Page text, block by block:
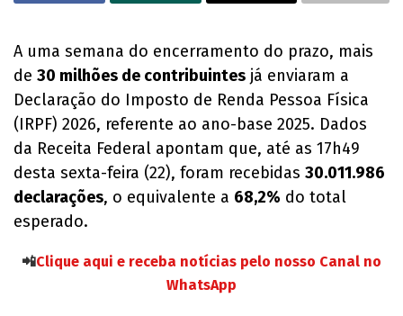
A uma semana do encerramento do prazo, mais
de 30 milhões de contribuintes já enviaram a
Declaração do Imposto de Renda Pessoa Física
(IRPF) 2026, referente ao ano-base 2025. Dados
da Receita Federal apontam que, até as 17h49
desta sexta-feira (22), foram recebidas 30.011.986
declarações, o equivalente a 68,2% do total
esperado.
📲Clique aqui e receba notícias pelo nosso Canal no
WhatsApp